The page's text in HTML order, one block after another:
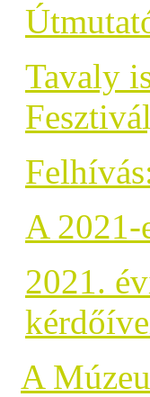
Tavaly
A 2021-
2021.
A